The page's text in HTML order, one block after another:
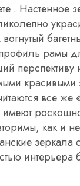
. Настенное
рамы
перспективу
красивыми
все же
как и
зеркала
интерьера